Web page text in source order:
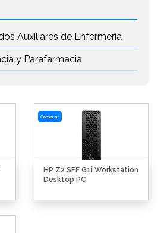
Auxiliares de Enfermería
y Parafarmacia
Comprar
HP Z2 SFF G1i Workstation
Desktop PC